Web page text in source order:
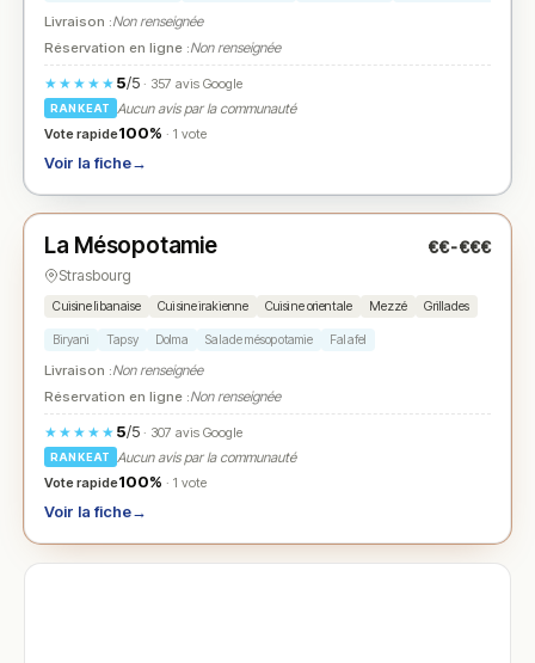
Livraison :Non renseignée
Réservation en ligne :Non renseignée
★★★★★ 5/5· 357 avis Google
RANKEAT
Aucun avis par la communauté
Vote rapide100% · 1 vote
Voir la fiche→
★ N° 3
La Mésopotamie €€-€€€
Strasbourg
Cuisine libanaise Cuisine irakienne Cuisine orientale Mezzé Grillades
Biryani Tapsy Dolma Salade mésopotamie Falafel
Livraison :Non renseignée
Réservation en ligne :Non renseignée
★★★★★ 5/5· 307 avis Google
RANKEAT
Aucun avis par la communauté
Vote rapide100% · 1 vote
Voir la fiche→